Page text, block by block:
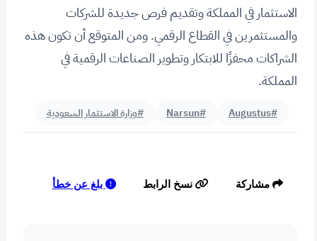
الاستثمار في المملكة وتقديم فرص جديدة للشركات
والمستثمرين في القطاع الرقمي. ومن المتوقع أن تكون هذه
الشراكات محفزًا للابتكار وتطوير الصناعات الرقمية في
المملكة.
#Augustus
#Narsun #وزارة الاستثمار السعودية
مشاركة نسخ الرابط بلغ عن خطأ